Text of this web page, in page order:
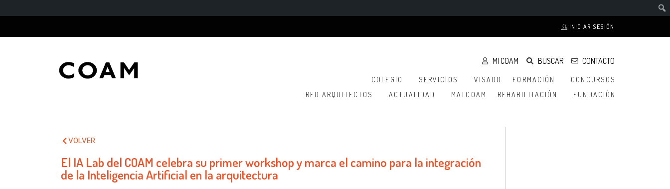
INICIAR SESIÓN
MI COAM BUSCAR CONTACTO
COLEGIO SERVICIOS VISADO FORMACIÓN
CONCURSOS
RED ARQUITECTOS
ACTUALIDAD MATCOAM REHABILITACIÓN FUNDACIÓN
VOLVER
El IA Lab del COAM celebra su primer workshop y marca el camino para la integración
de la Inteligencia Artificial en la arquitectura